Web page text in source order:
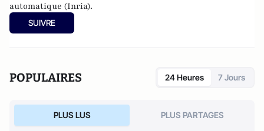
automatique (Inria).
SUIVRE
POPULAIRES 24 Heures 7 Jours
PLUS LUS PLUS PARTAGES